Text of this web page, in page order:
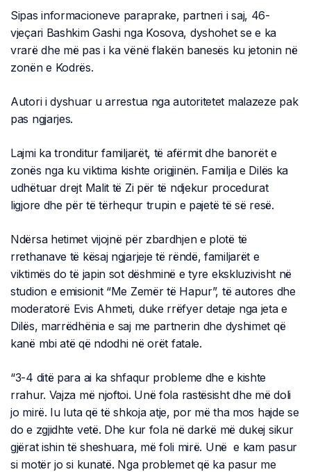
Sipas informacioneve paraprake, partneri i saj, 46-
vjeçari Bashkim Gashi nga Kosova, dyshohet se e ka
vrarë dhe më pas i ka vënë flakën banesës ku jetonin në
zonën e Kodrës.
Autori i dyshuar u arrestua nga autoritetet malazeze pak
pas ngjarjes.
Lajmi ka tronditur familjarët, të afërmit dhe banorët e
zonës nga ku viktima kishte origjinën. Familja e Dilës ka
udhëtuar drejt Malit të Zi për të ndjekur procedurat
ligjore dhe për të tërhequr trupin e pajetë të së resë.
Ndërsa hetimet vijojnë për zbardhjen e plotë të
rrethanave të kësaj ngjarjeje të rëndë, familjarët e
viktimës do të japin sot dëshminë e tyre ekskluzivisht në
studion e emisionit “Me Zemër të Hapur”, të autores dhe
moderatorë Evis Ahmeti, duke rrëfyer detaje nga jeta e
Dilës, marrëdhënia e saj me partnerin dhe dyshimet që
kanë mbi atë që ndodhi në orët fatale.
“3-4 ditë para ai ka shfaqur probleme dhe e kishte
rrahur. Vajza më njoftoi. Unë fola rastësisht dhe më doli
jo mirë. Iu luta që të shkoja atje, por më tha mos hajde se
do e zgjidhte vetë. Dhe kur fola në darkë më dukej sikur
gjërat ishin të sheshuara, më foli mirë. Unë e kam pasur
si motër jo si kunatë. Nga problemet që ka pasur me